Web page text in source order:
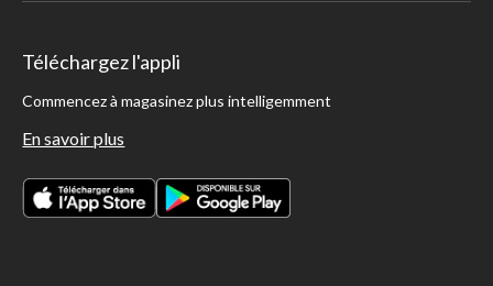
Téléchargez l'appli
Commencez à magasinez plus intelligemment
En savoir plus